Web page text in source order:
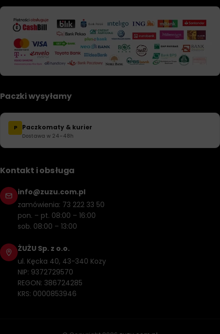
Paczki wysyłamy
P Paczkomaty & kurier
Dostawa w 24–48h
Kontakt i obsługa
info@zuzu.com.pl
zamówienia: 73 222 33 50
pon. – pt. 08:00 – 16:00
sob. 08:00 – 13:00
ŻUŻU Sp. z o.o.
ul. Kęcka 40, 43-340 Kozy
NIP: 9372729570
REGON: 386724285
KRS: 0000853946